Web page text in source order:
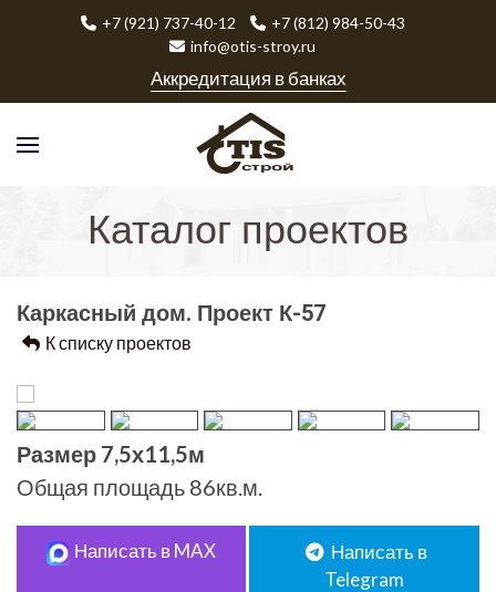
+7 (921) 737-40-12
+7 (812) 984-50-43
info@otis-stroy.ru
Аккредитация в банках
Каталог проектов
Каркасный дом. Проект К-57
К списку проектов
Размер 7,5х11,5м
Общая площадь 86кв.м.
Написать в MAX
Написать в
Telegram